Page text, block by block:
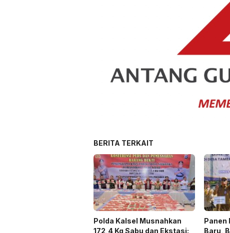
BERITA TERKAIT
Polda Kalsel Musnahkan
172,4 Kg Sabu dan Ekstasi:
Panen
Baru,